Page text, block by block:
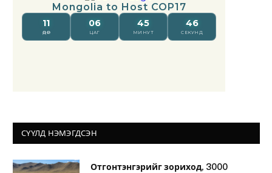
СҮҮЛД НЭМЭГДСЭН
Отгонтэнгэрийг зориход, 3000